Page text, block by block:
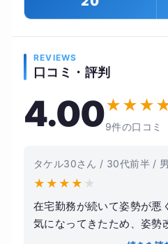
REVIEWS
口コミ・評判
4.00★★★
9件の口コミ
タケル30さん / 30代前半 /
★ ★ ★ ★ ★
在宅勤務が続いて姿勢が悪
気になってきたため、姿勢
AppleGYM恵比寿店に通い